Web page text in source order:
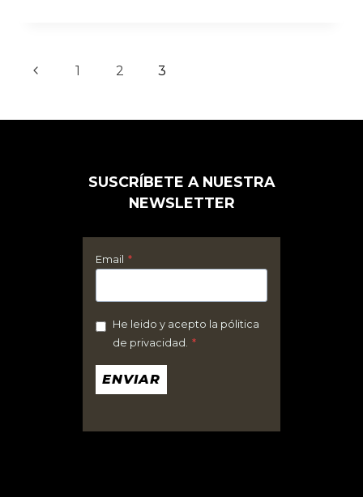
Navegación
de
Página
1 2 3
SUSCRÍBETE A NUESTRA
NEWSLETTER
Email *
He leido y acepto la pólitica
de privacidad.
*
ENVIAR